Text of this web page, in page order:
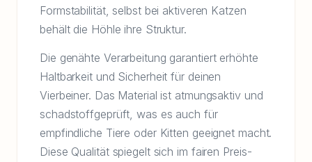
Formstabilität, selbst bei aktiveren Katzen
behält die Höhle ihre Struktur.
Die genähte Verarbeitung garantiert erhöhte
Haltbarkeit und Sicherheit für deinen
Vierbeiner. Das Material ist atmungsaktiv und
schadstoffgeprüft, was es auch für
empfindliche Tiere oder Kitten geeignet macht.
Diese Qualität spiegelt sich im fairen Preis-